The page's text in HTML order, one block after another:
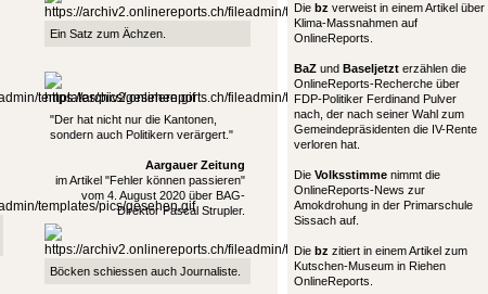
Ein Satz zum Ächzen.
"Der hat nicht nur die Kantonen,
sondern auch Politikern verärgert."
Aargauer Zeitung
im Artikel "Fehler können passieren"
vom 4. August 2020 über BAG-
Direktor Pascal Strupler.
Böcken schiessen auch Journaliste.
Die bz verweist in einem Artikel über
Klima-Massnahmen auf
OnlineReports.
BaZ und Baseljetzt erzählen die
OnlineReports-Recherche über
FDP-Politiker Ferdinand Pulver
nach, der nach seiner Wahl zum
Gemeindepräsidenten die IV-Rente
verloren hat.
Die Volksstimme nimmt die
OnlineReports-News zur
Amokdrohung in der Primarschule
Sissach auf.
Die bz zitiert in einem Artikel zum
Kutschen-Museum in Riehen
OnlineReports.